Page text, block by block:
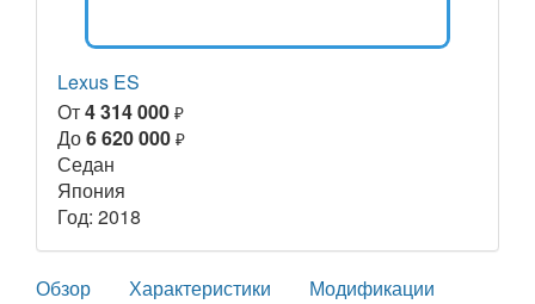
Lexus ES
От4 314 000 ₽
До6 620 000 ₽
Седан
Япония
Год: 2018
Обзор Характеристики
Модификации